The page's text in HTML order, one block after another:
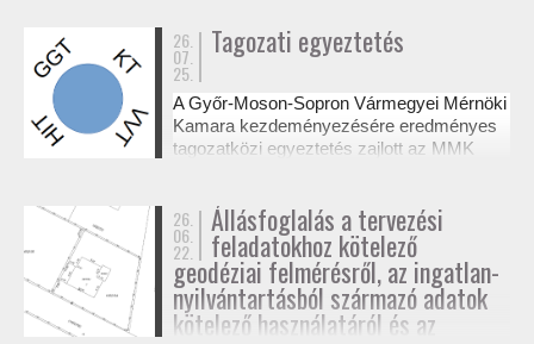
ELNÖKSÉG
MUNKATERVEK, BESZÁMOLÓK
HATÁROZATOK
JOGSZABÁLYOK, SZABÁLYZATOK, SZABVÁNYOK
NÉVJEGYZÉK
SEGÉDLETEK / FAP
26.
07.
25.
Tagozati egyeztetés
A Győr-Moson-Sopron Vármegyei Mérnöki
Kamara kezdeményezésére eredményes
tagozatközi egyeztetés zajlott az MMK
dokumentációk jogosultsági kérdéseiről. A
résztvevő tagozatok a 327/2015. (XI. 10.)
Korm. rendelet alapján tisztázták a
kompetenciahatárokat, és a jövőben közös
workshopok formájában folytatják a
szakmai együttműködést.
26.
06.
22.
Állásfoglalás a tervezési
feladatokhoz kötelező
geodéziai felmérésről, az ingatlan-
nyilvántartásból származó adatok
kötelező használatáról és az